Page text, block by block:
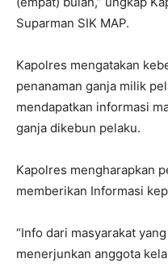
Suparman SIK MAP.
Kapolres mengatakan
penanaman ganja milik
mendapatkan informasi
ganja dikebun pelaku.
Kapolres mengharapkan
memberikan Informasi
“Info dari masyarakat
menerjunkan anggota